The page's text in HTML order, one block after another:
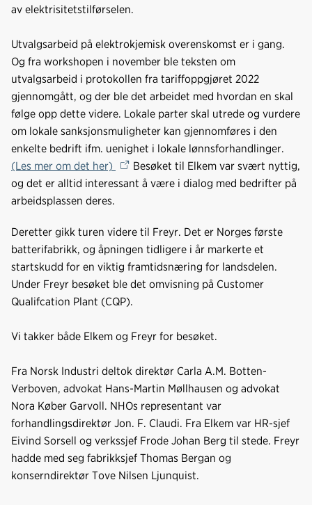
av elektrisitetstilførselen.
Utvalgsarbeid på elektrokjemisk overenskomst er i gang.
Og fra workshopen i november ble teksten om
utvalgsarbeid i protokollen fra tariffoppgjøret 2022
gjennomgått, og der ble det arbeidet med hvordan en skal
følge opp dette videre. Lokale parter skal utrede og vurdere
om lokale sanksjonsmuligheter kan gjennomføres i den
enkelte bedrift ifm. uenighet i lokale lønnsforhandlinger.
(Les mer om det her)
Besøket til Elkem var svært nyttig,
og det er alltid interessant å være i dialog med bedrifter på
arbeidsplassen deres.
Deretter gikk turen videre til Freyr. Det er Norges første
batterifabrikk, og åpningen tidligere i år markerte et
startskudd for en viktig framtidsnæring for landsdelen.
Under Freyr besøket ble det omvisning på Customer
Qualifcation Plant (CQP).
Vi takker både Elkem og Freyr for besøket.
Fra Norsk Industri deltok direktør Carla A.M. Botten-
Verboven, advokat Hans-Martin Møllhausen og advokat
Nora Køber Garvoll. NHOs representant var
forhandlingsdirektør Jon. F. Claudi. Fra Elkem var HR-sjef
Eivind Sorsell og verkssjef Frode Johan Berg til stede. Freyr
hadde med seg fabrikksjef Thomas Bergan og
konserndirektør Tove Nilsen Ljunquist.